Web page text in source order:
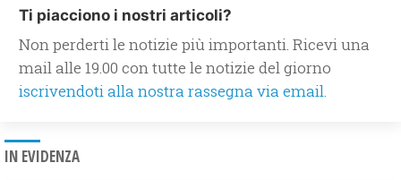
Ti piacciono i nostri articoli?
Non perderti le notizie più importanti. Ricevi una
mail alle 19.00 con tutte le notizie del giorno
iscrivendoti alla nostra rassegna via email.
IN EVIDENZA